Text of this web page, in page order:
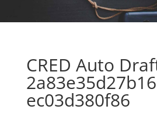
CRED Auto
ec03d380f86